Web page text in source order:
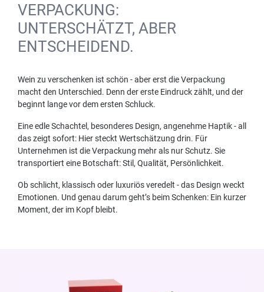
VERPACKUNG:
UNTERSCHÄTZT, ABER
ENTSCHEIDEND.
Wein zu verschenken ist schön - aber erst die Verpackung
macht den Unterschied. Denn der erste Eindruck zählt, und der
beginnt lange vor dem ersten Schluck.
Eine edle Schachtel, besonderes Design, angenehme Haptik - all
das zeigt sofort: Hier steckt Wertschätzung drin. Für
Unternehmen ist die Verpackung mehr als nur Schutz. Sie
transportiert eine Botschaft: Stil, Qualität, Persönlichkeit.
Ob schlicht, klassisch oder luxuriös veredelt - das Design weckt
Emotionen. Und genau darum geht’s beim Schenken: Ein kurzer
Moment, der im Kopf bleibt.